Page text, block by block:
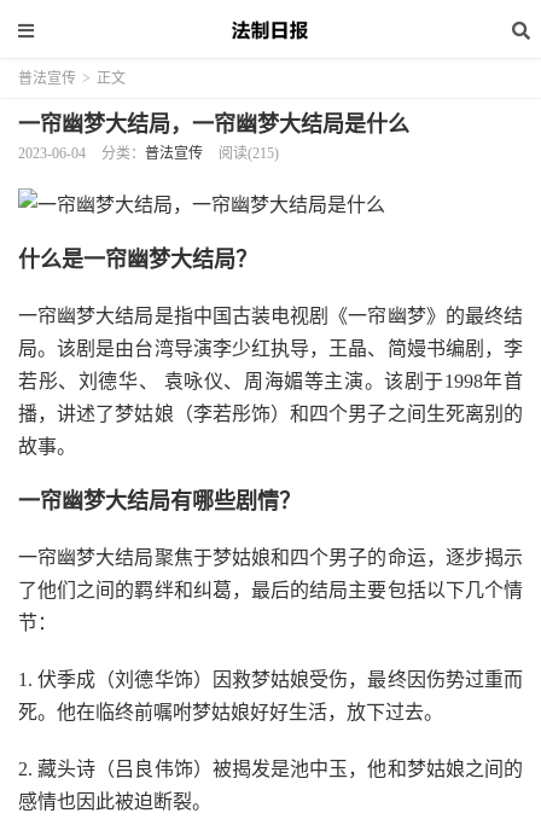
普法宣传 > 正文
一帘幽梦大结局，一帘幽梦大结局是什么
2023-06-04 分类： 普法宣传 阅读(215)
什么是一帘幽梦大结局？
一帘幽梦大结局是指中国古装电视剧《一帘幽梦》的最终结
局。该剧是由台湾导演李少红执导，王晶、简嫚书编剧，李
若彤、刘德华、 袁咏仪、周海媚等主演。该剧于1998年首
播，讲述了梦姑娘（李若彤饰）和四个男子之间生死离别的
故事。
一帘幽梦大结局有哪些剧情？
一帘幽梦大结局聚焦于梦姑娘和四个男子的命运，逐步揭示
了他们之间的羁绊和纠葛，最后的结局主要包括以下几个情
节：
1. 伏季成（刘德华饰）因救梦姑娘受伤，最终因伤势过重而
死。他在临终前嘱咐梦姑娘好好生活，放下过去。
2. 藏头诗（吕良伟饰）被揭发是池中玉，他和梦姑娘之间的
感情也因此被迫断裂。